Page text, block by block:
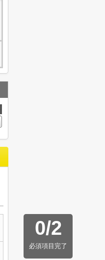
0/2
必須項目完了